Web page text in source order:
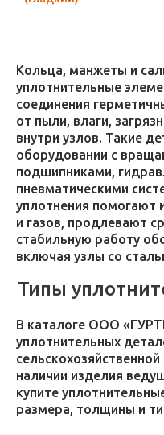
Кольца, манжеты и
уплотнительные
соединения
от пыли, влаги,
внутри узлов. Такие
оборудовании с
подшипниками,
пневматическими
уплотнения помогают
и газов, продлевают
стабильную работу
включая узлы со
Типы
В каталоге ООО
уплотнительных
наличии изделия
купите
размера, толщины и